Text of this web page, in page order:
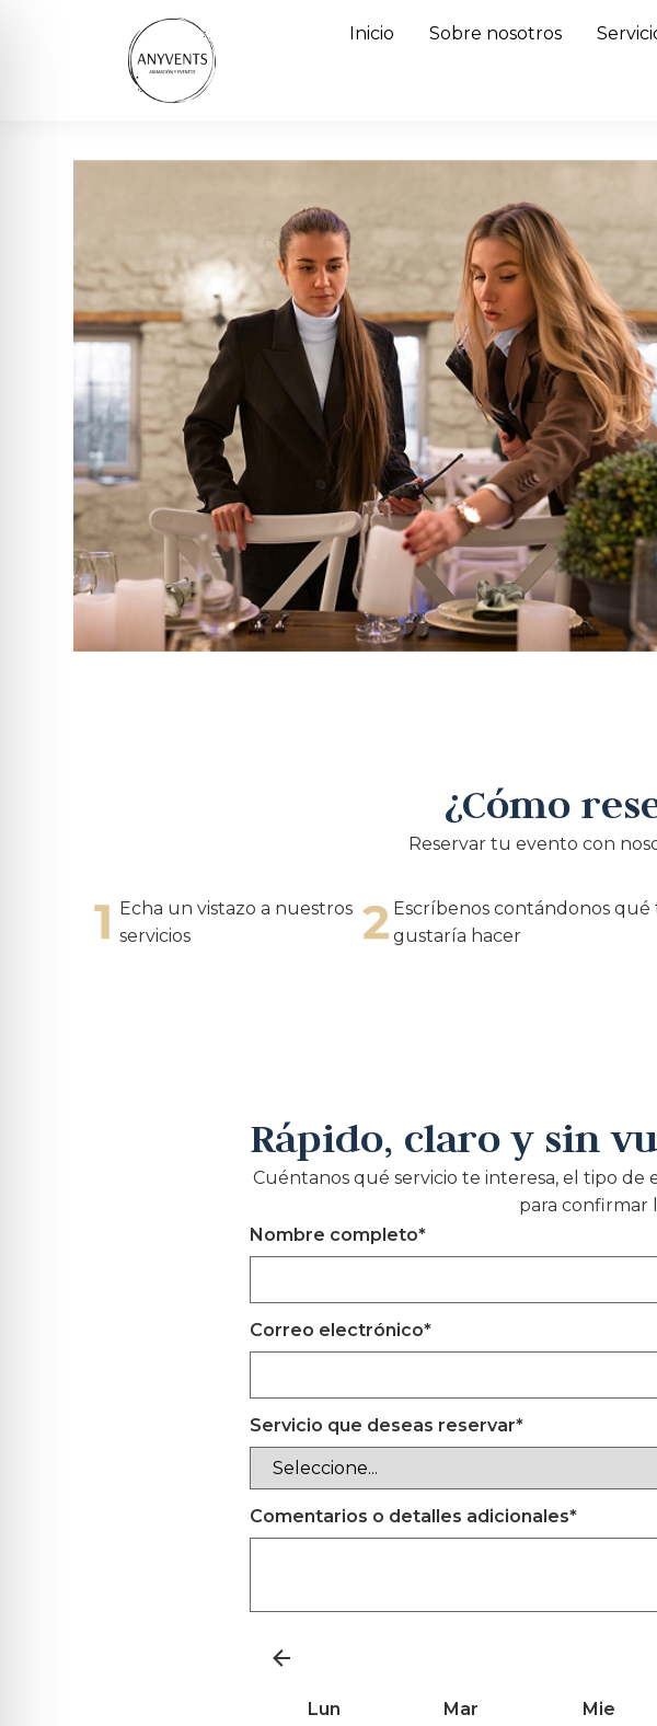
Inicio Sobre nosotros
¿Cómo
Reservar tu evento con
Echa un vistazo a nuestros
servicios
Escríbenos contándonos qué
gustaría hacer
Rápido, claro y sin
Cuéntanos qué servicio te interesa, el tipo
para confirmar
Nombre completo*
Correo electrónico*
Servicio que deseas reservar*
Comentarios o detalles adicionales*
Lun Mar Mie